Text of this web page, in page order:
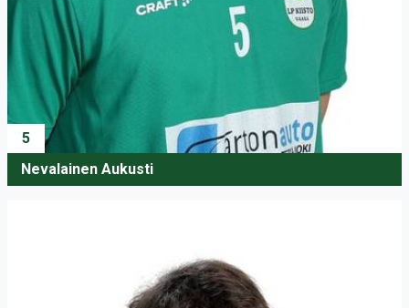
5
Nevalainen Aukusti